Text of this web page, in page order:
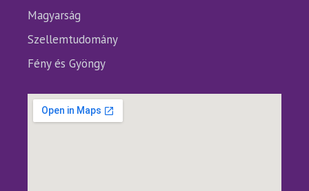
Magyarság
Szellemtudomány
Fény és Gyöngy